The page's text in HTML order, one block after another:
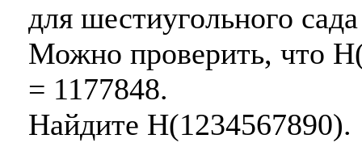
для шестиугольного
Можно проверить, что
= 1177848.
Найдите H(1234567890).